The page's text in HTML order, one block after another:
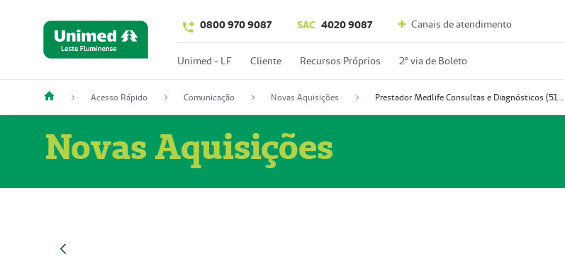
0800 970 9087 SAC 4020 9087 Canais de atendimento
Unimed - LF Cliente Recursos Próprios 2º via de Boleto
Acesso Rápido Comunicação Novas Aquisições Prestador Medlife Consultas e Diagnósticos (51004334-2)
Novas Aquisições